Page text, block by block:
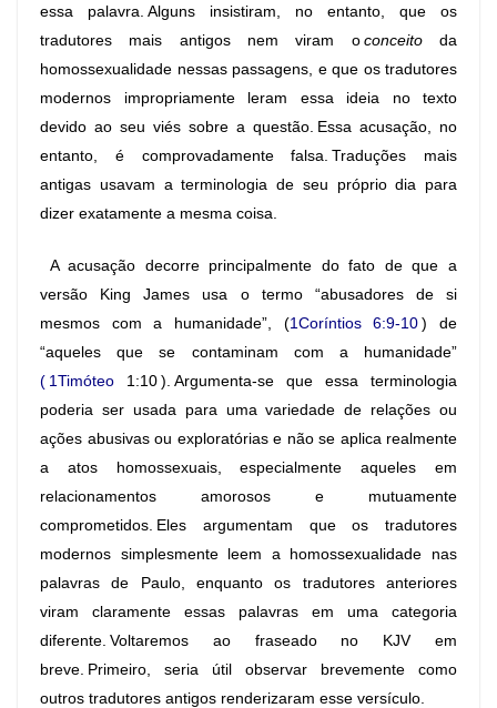
essa palavra. Alguns insistiram, no entanto, que os
tradutores mais antigos nem viram oconceito
da
homossexualidade nessas passagens, e que os tradutores
modernos impropriamente leram essa ideia no texto
devido ao seu viés sobre a questão. Essa acusação, no
entanto, é comprovadamente falsa. Traduções mais
antigas usavam a terminologia de seu próprio dia para
dizer exatamente a mesma coisa.
A acusação decorre principalmente do fato de que a
versão King James usa o termo “abusadores de si
mesmos com a humanidade”, (1Coríntios 6:9-10) de
“aqueles que se contaminam com a humanidade”
( 1Timóteo 1:10). Argumenta-se que essa terminologia
poderia ser usada para uma variedade de relações ou
ações abusivas ou exploratórias e não se aplica realmente
a atos homossexuais, especialmente aqueles em
relacionamentos amorosos e mutuamente
comprometidos. Eles argumentam que os tradutores
modernos simplesmente leem a homossexualidade nas
palavras de Paulo, enquanto os tradutores anteriores
viram claramente essas palavras em uma categoria
diferente. Voltaremos ao fraseado no KJV em
breve. Primeiro, seria útil observar brevemente como
outros tradutores antigos renderizaram esse versículo.